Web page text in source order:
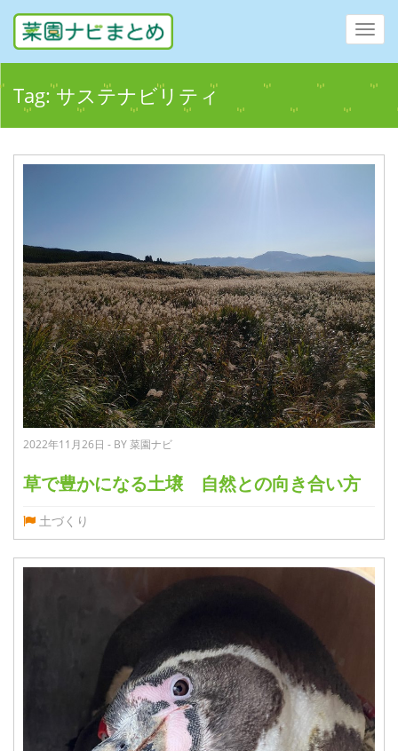
Tag:サステナビリティ
2022年11月26日 - BY 菜園ナビ
草で豊かになる土壌 自然との向き合い方
土づくり